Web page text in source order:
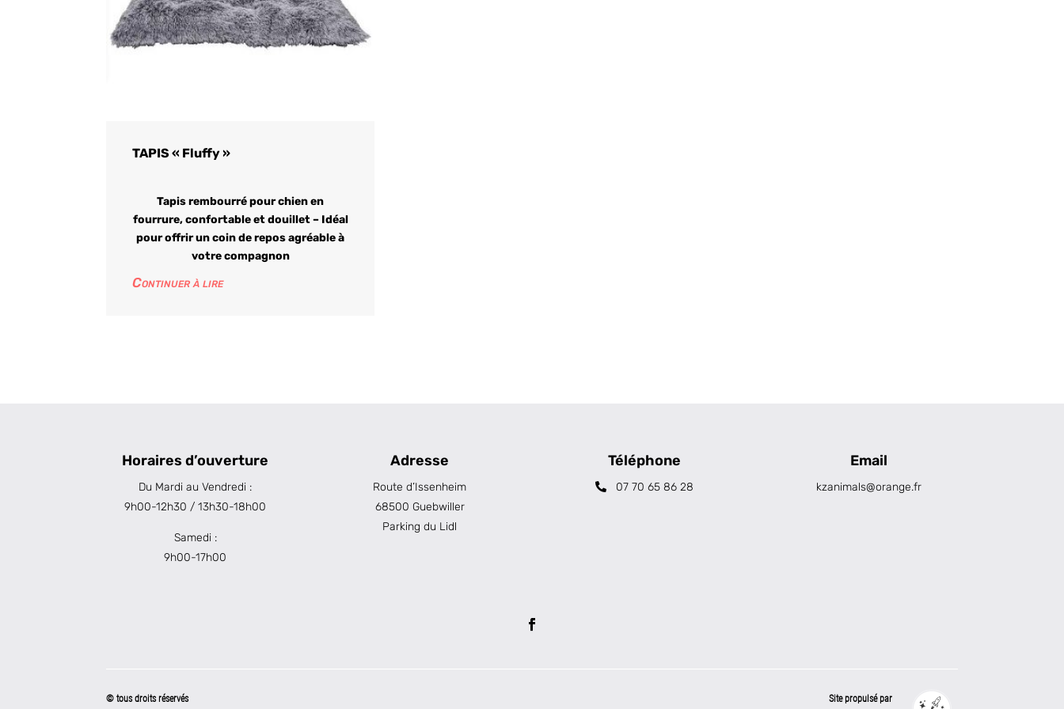
TAPIS « Fluffy »
Tapis rembourré pour chien en
fourrure, confortable et douillet – Idéal
pour offrir un coin de repos agréable à
votre compagnon
Continuer à lire
Horaires d’ouverture
Du Mardi au Vendredi :
9h00-12h30 / 13h30-18h00
Samedi :
9h00-17h00
Adresse
Route d’Issenheim
68500 Guebwiller
Parking du Lidl
Téléphone
07 70 65 86 28
Email
kzanimals@orange.fr
© tous droits réservés Site propulsé par